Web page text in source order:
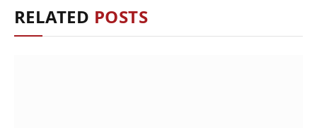
RELATED POSTS